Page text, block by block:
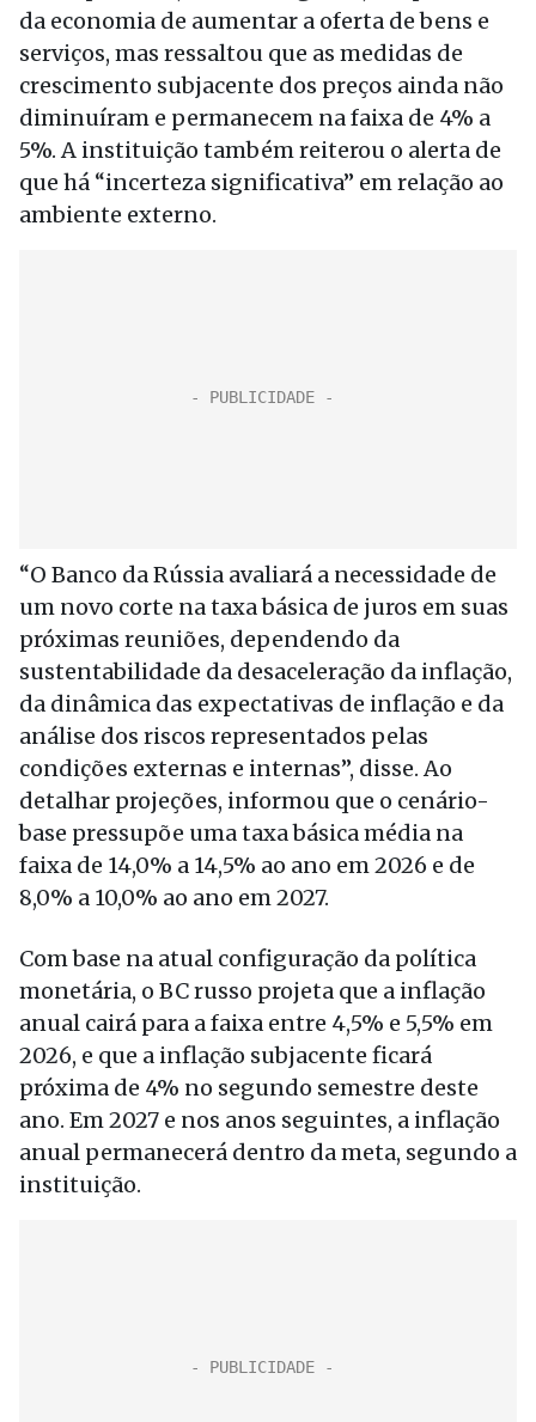
da economia de aumentar a oferta de bens e
serviços, mas ressaltou que as medidas de
crescimento subjacente dos preços ainda não
diminuíram e permanecem na faixa de 4% a
5%. A instituição também reiterou o alerta de
que há “incerteza significativa” em relação ao
ambiente externo.
“O Banco da Rússia avaliará a necessidade de
um novo corte na taxa básica de juros em suas
próximas reuniões, dependendo da
sustentabilidade da desaceleração da inflação,
da dinâmica das expectativas de inflação e da
análise dos riscos representados pelas
condições externas e internas”, disse. Ao
detalhar projeções, informou que o cenário-
base pressupõe uma taxa básica média na
faixa de 14,0% a 14,5% ao ano em 2026 e de
8,0% a 10,0% ao ano em 2027.
Com base na atual configuração da política
monetária, o BC russo projeta que a inflação
anual cairá para a faixa entre 4,5% e 5,5% em
2026, e que a inflação subjacente ficará
próxima de 4% no segundo semestre deste
ano. Em 2027 e nos anos seguintes, a inflação
anual permanecerá dentro da meta, segundo a
instituição.